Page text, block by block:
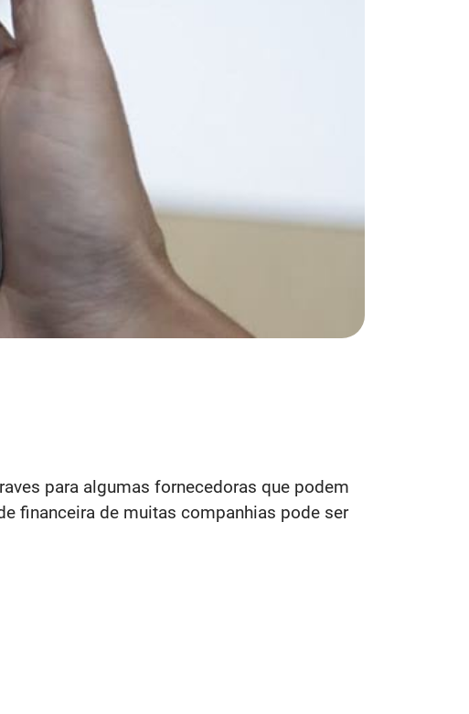
para algumas fornecedoras que podem
financeira de muitas companhias pode ser